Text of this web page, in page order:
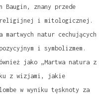
Baugin, znany przede
religijnej i mitologicznej.
natur cechujących
i symbolizmem.
jako „Martwa natura z
z wizjami, jakie
w wyniku tęsknoty za